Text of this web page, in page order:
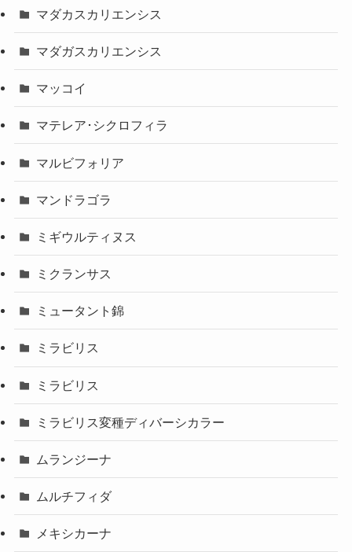
マダカスカリエンシス
マダガスカリエンシス
マッコイ
マテレア･シクロフィラ
マルビフォリア
マンドラゴラ
ミギウルティヌス
ミクランサス
ミュータント錦
ミラビリス
ミラビリス
ミラビリス変種ディバーシカラー
ムランジーナ
ムルチフィダ
メキシカーナ